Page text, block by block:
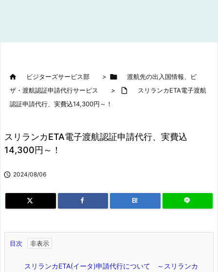
 ビジターズサービス部 > 
渡航先の出入国情報、ビ
ザ・渡航認証申請代行サービス
> 
スリランカETA電子渡航
認証申請代行、実費込14,300円～！
スリランカETA電子渡航認証申請代行、実費込
14,300円～！
 2024/08/06
B!
目次
スリランカETA(イータ)申請代行について ～スリランカ